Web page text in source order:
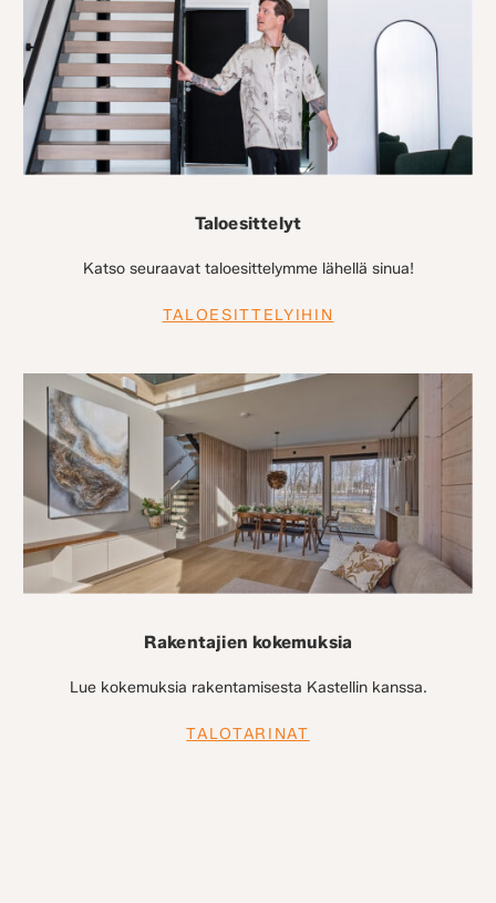
Taloesittelyt
Katso seuraavat taloesittelymme lähellä sinua!
TALOESITTELYIHIN
Rakentajien kokemuksia
Lue kokemuksia rakentamisesta Kastellin kanssa.
TALOTARINAT